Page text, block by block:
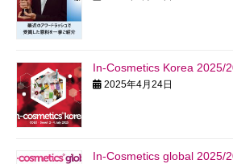
In-Cosmetics Korea 2025/
2025年4月24日
In-Cosmetics global 2025/